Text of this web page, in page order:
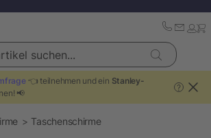
👈 teilnehmen und ein Stanley-
📢
?
Taschenschirme